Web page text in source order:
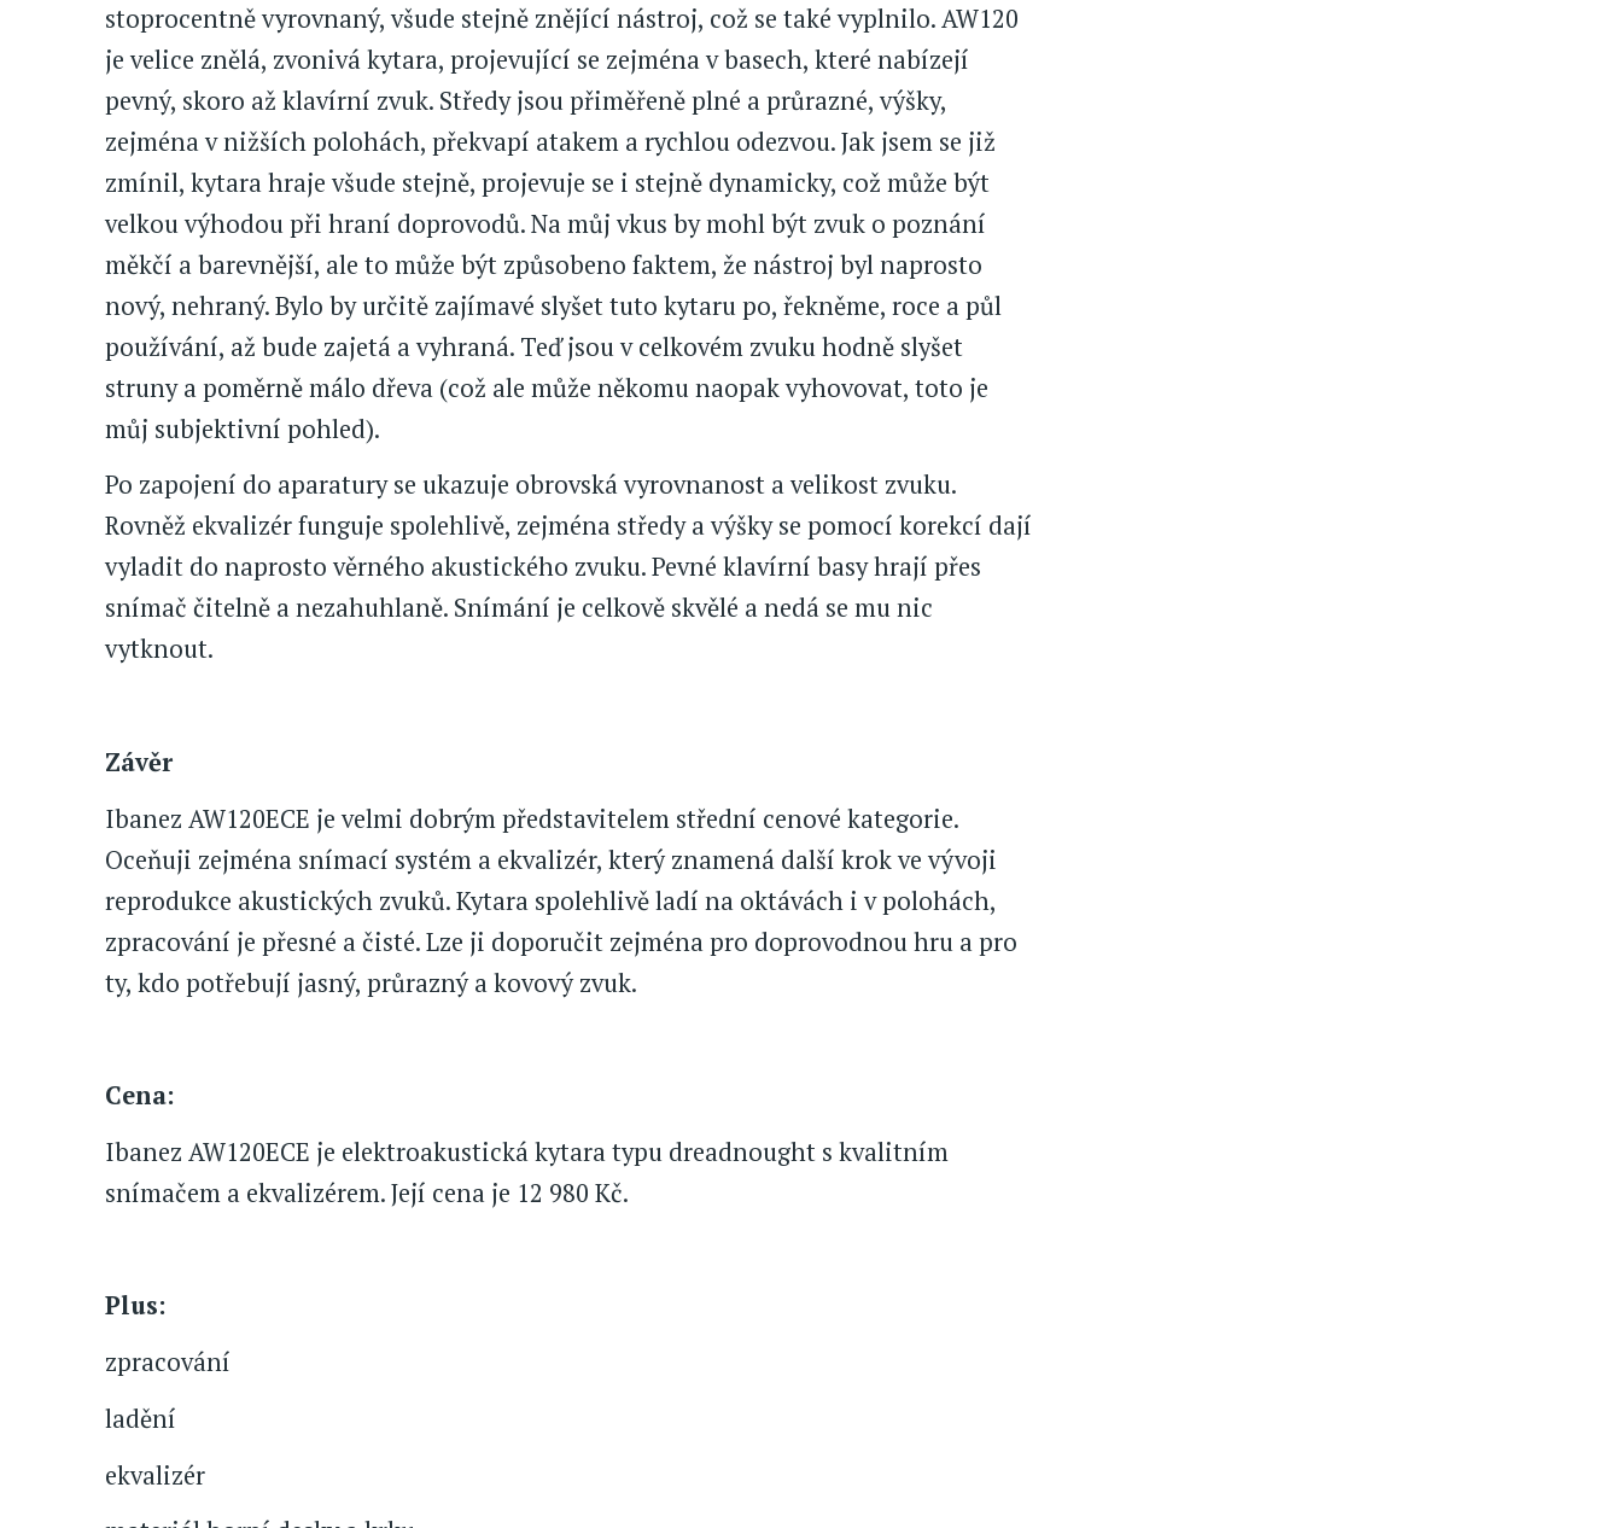
stoprocentně vyrovnaný, všude stejně znějící nástroj, což se také vyplnilo. AW120
je velice znělá, zvonivá kytara, projevující se zejména v basech, které nabízejí
pevný, skoro až klavírní zvuk. Středy jsou přiměřeně plné a průrazné, výšky,
zejména v nižších polohách, překvapí atakem a rychlou odezvou. Jak jsem se již
zmínil, kytara hraje všude stejně, projevuje se i stejně dynamicky, což může být
velkou výhodou při hraní doprovodů. Na můj vkus by mohl být zvuk o poznání
měkčí a barevnější, ale to může být způsobeno faktem, že nástroj byl naprosto
nový, nehraný. Bylo by určitě zajímavé slyšet tuto kytaru po, řekněme, roce a půl
používání, až bude zajetá a vyhraná. Teď jsou v celkovém zvuku hodně slyšet
struny a poměrně málo dřeva (což ale může někomu naopak vyhovovat, toto je
můj subjektivní pohled).
Po zapojení do aparatury se ukazuje obrovská vyrovnanost a velikost zvuku.
Rovněž ekvalizér funguje spolehlivě, zejména středy a výšky se pomocí korekcí dají
vyladit do naprosto věrného akustického zvuku. Pevné klavírní basy hrají přes
snímač čitelně a nezahuhlaně. Snímání je celkově skvělé a nedá se mu nic
vytknout.
Závěr
Ibanez AW120ECE je velmi dobrým představitelem střední cenové kategorie.
Oceňuji zejména snímací systém a ekvalizér, který znamená další krok ve vývoji
reprodukce akustických zvuků. Kytara spolehlivě ladí na oktávách i v polohách,
zpracování je přesné a čisté. Lze ji doporučit zejména pro doprovodnou hru a pro
ty, kdo potřebují jasný, průrazný a kovový zvuk.
Cena:
Ibanez AW120ECE je elektroakustická kytara typu dreadnought s kvalitním
snímačem a ekvalizérem. Její cena je 12 980 Kč.
Plus:
zpracování
ladění
ekvalizér